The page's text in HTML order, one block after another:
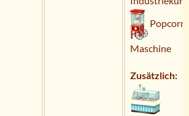
Popcorn-
Maschine
Zusätzlich: